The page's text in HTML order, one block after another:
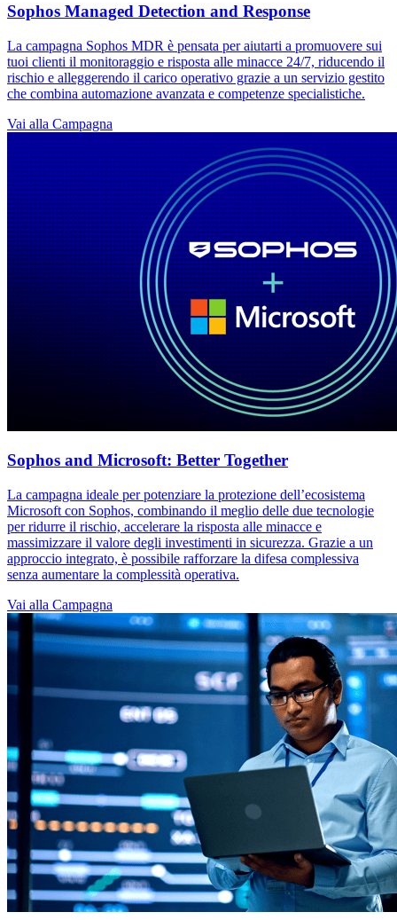
Sophos Managed Detection and Response
La campagna Sophos MDR è pensata per aiutarti a promuovere sui
tuoi clienti il monitoraggio e risposta alle minacce 24/7, riducendo il
rischio e alleggerendo il carico operativo grazie a un servizio gestito
che combina automazione avanzata e competenze specialistiche.
Vai alla Campagna
Sophos and Microsoft: Better Together
La campagna ideale per potenziare la protezione dell’ecosistema
Microsoft con Sophos, combinando il meglio delle due tecnologie
per ridurre il rischio, accelerare la risposta alle minacce e
massimizzare il valore degli investimenti in sicurezza. Grazie a un
approccio integrato, è possibile rafforzare la difesa complessiva
senza aumentare la complessità operativa.
Vai alla Campagna